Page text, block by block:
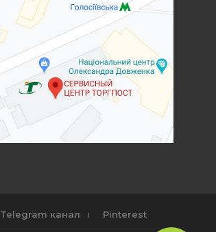
Telegram канал Pinterest